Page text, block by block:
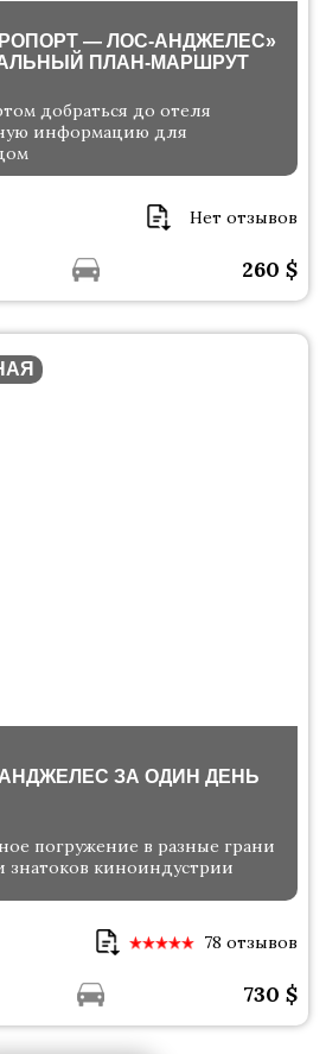
— ЛОС-АНДЖЕЛЕС»
ПЛАН-МАРШРУТ
добраться до отеля
информацию для
Нет отзывов
260 $
ЗА ОДИН ДЕНЬ
погружение в разные грани
знатоков киноиндустрии
78 отзывов
730 $